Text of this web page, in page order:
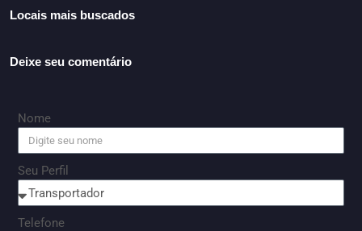
Locais mais buscados
Deixe seu comentário
Nome
Seu Perfil
Telefone